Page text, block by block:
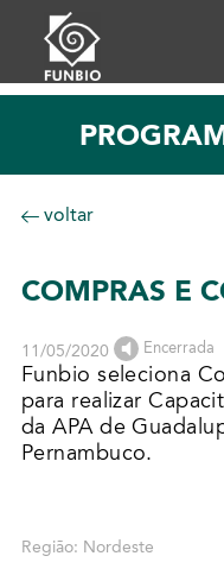
voltar
COMPRAS E
11/05/2020 Encerrada
Funbio seleciona
para realizar
da APA de
Pernambuco.
Região: Nordeste